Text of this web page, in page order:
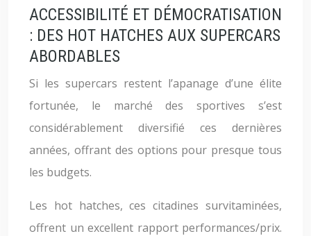
ACCESSIBILITÉ ET DÉMOCRATISATION
: DES HOT HATCHES AUX SUPERCARS
ABORDABLES
Si les supercars restent l’apanage d’une élite
fortunée, le marché des sportives s’est
considérablement diversifié ces dernières
années, offrant des options pour presque tous
les budgets.
Les hot hatches, ces citadines survitaminées,
offrent un excellent rapport performances/prix.